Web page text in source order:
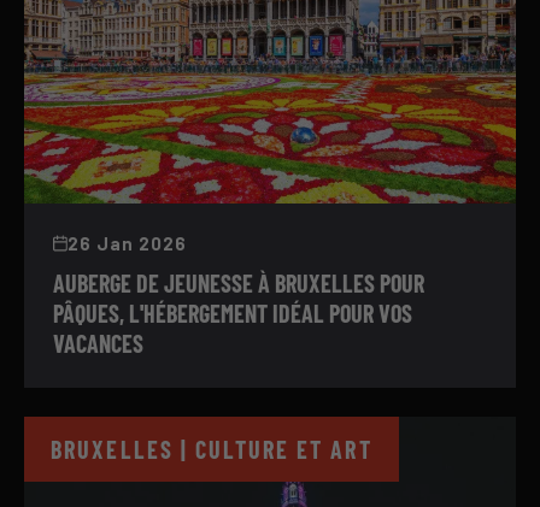
26 Jan 2026
AUBERGE DE JEUNESSE À BRUXELLES POUR
PÂQUES, L'HÉBERGEMENT IDÉAL POUR VOS
VACANCES
BRUXELLES | CULTURE ET ART